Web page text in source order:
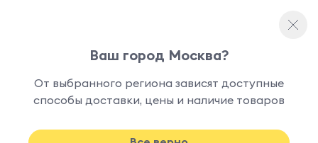
наличии
Ваш город Москва?
От выбранного региона зависят доступные
способы доставки, цены и наличие товаров